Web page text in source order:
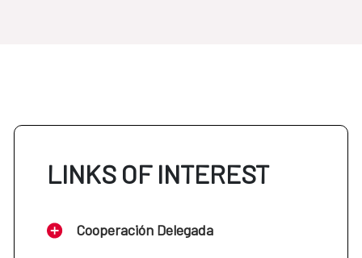
LINKS OF INTEREST
Cooperación Delegada